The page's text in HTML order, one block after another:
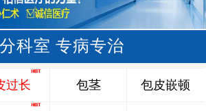
科室 专病专治
过长 包茎 包皮嵌顿